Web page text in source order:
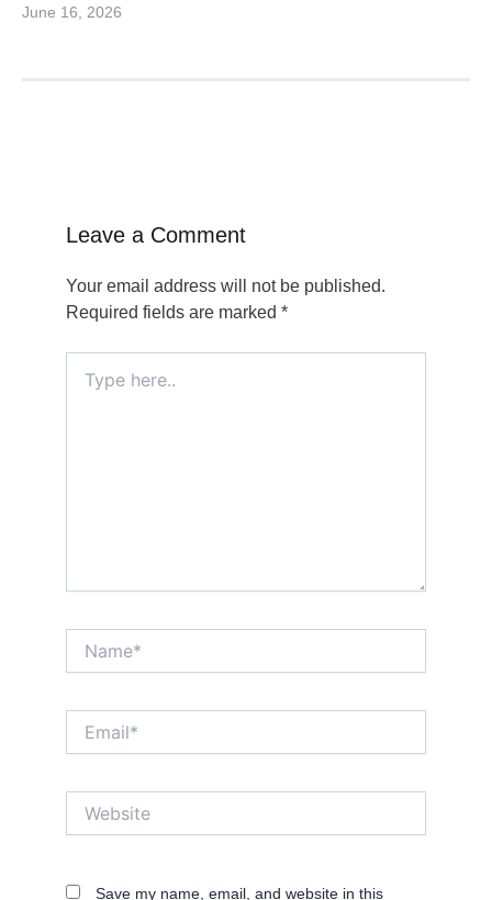
June 16, 2026
Leave a Comment
Your email address will not be published.
Required fields are marked *
here..
Save my name, email, and website in this